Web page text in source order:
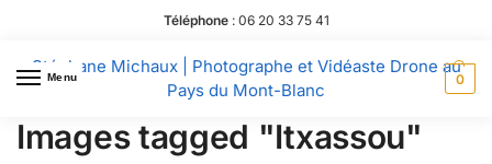
Téléphone: 06 20 33 75 41
Menu
Stéphane Michaux | Photographe et Vidéaste Drone au
Pays du Mont-Blanc
0
Images tagged "Itxassou"